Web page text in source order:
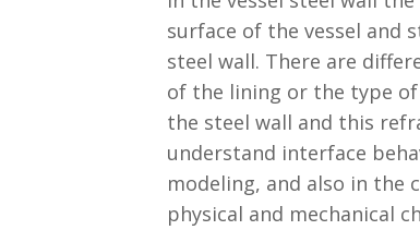
surface of the vessel and
steel wall. There are
of the lining or the type
the steel wall and this
understand interface
modeling, and also in the
physical and mechanical